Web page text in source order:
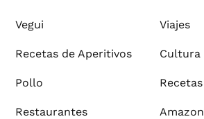
Vegui Viajes
Recetas de Aperitivos Cultura
Pollo
Restaurantes